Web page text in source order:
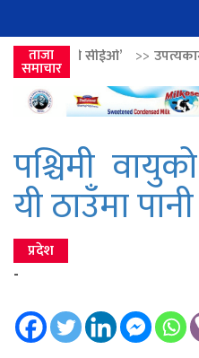
ताजा
समाचार
उपत्यकामा श्रृंखलाबद्ध सिक्री
पश्चिमी
यी ठाउँमा
प्रदेश
-